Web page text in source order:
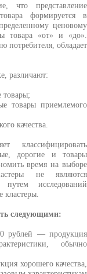
что представление
формируется в
ценовому
товара «от» и «до».
потребителя, обладает
различают:
товары приемлемого
качества.
классифицировать
дорогие и товары
время на выборе
не являются
исследований
следующими:
рублей — продукция
обычно
хорошего качества,